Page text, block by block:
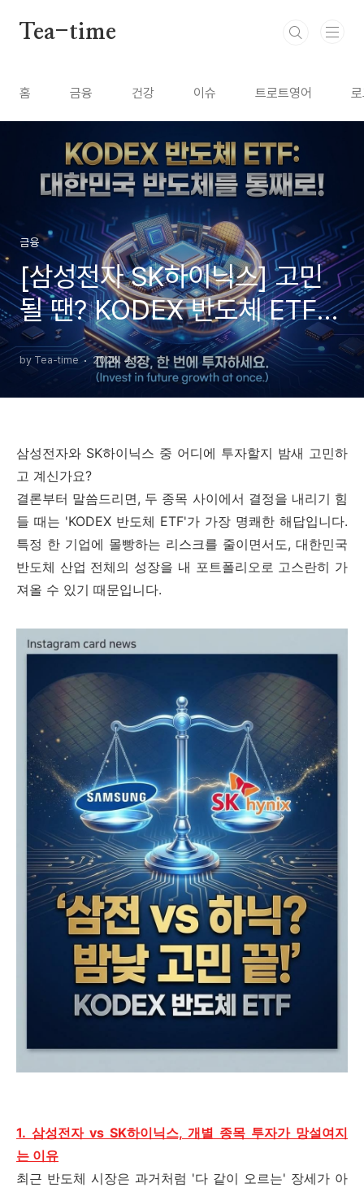
Tea-time
홈 금융 건강 이슈 트로트영어
금융
[삼성전자 SK하이닉스] 고민
될 땐? KODEX 반도체 ETF
하나로 끝내기
by Tea-time 2026. 4. 2.
삼성전자와 SK하이닉스 중 어디에 투자할지 밤새 고민하
고 계신가요?
결론부터 말씀드리면, 두 종목 사이에서 결정을 내리기 힘
들 때는 'KODEX 반도체 ETF'가 가장 명쾌한 해답입니다.
특정 한 기업에 몰빵하는 리스크를 줄이면서도, 대한민국
반도체 산업 전체의 성장을 내 포트폴리오로 고스란히 가
져올 수 있기 때문입니다.
1. 삼성전자 vs SK하이닉스, 개별 종목 투자가 망설여지
는 이유
최근 반도체 시장은 과거처럼 '다 같이 오르는' 장세가 아